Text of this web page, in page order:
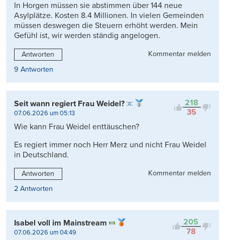
In Horgen müssen sie abstimmen über 144 neue
Asylplätze. Kosten 8.4 Millionen. In vielen Gemeinden
müssen deswegen die Steuern erhöht werden. Mein
Gefühl ist, wir werden ständig angelogen.
Antworten
Kommentar melden
9 Antworten
218
35
Seit wann regiert Frau Weidel?
07.06.2026 um 05:13
Wie kann Frau Weidel enttäuschen?
Es regiert immer noch Herr Merz und nicht Frau Weidel
in Deutschland.
Antworten
Kommentar melden
2 Antworten
205
78
Isabel voll im Mainstream
07.06.2026 um 04:49